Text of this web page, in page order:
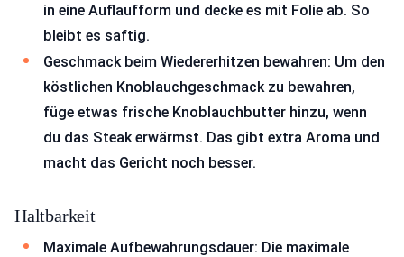
in eine Auflaufform und decke es mit Folie ab. So
bleibt es saftig.
Geschmack beim Wiedererhitzen bewahren: Um den
köstlichen Knoblauchgeschmack zu bewahren,
füge etwas frische Knoblauchbutter hinzu, wenn
du das Steak erwärmst. Das gibt extra Aroma und
macht das Gericht noch besser.
Haltbarkeit
Maximale Aufbewahrungsdauer: Die maximale